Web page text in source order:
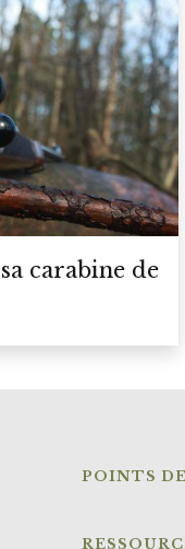
carabine de
POINTS